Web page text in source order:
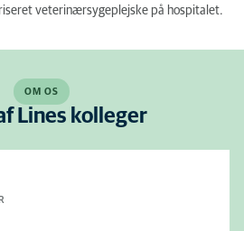
veterinærsygeplejske på hospitalet.
OM OS
Lines kolleger